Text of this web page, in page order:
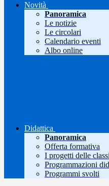
Novità
Panoramica
Le notizie
Le circolari
Calendario eventi
Albo online
Didattica
Panoramica
Offerta formativa
I progetti delle classi
Programmazioni
Programmi svolti